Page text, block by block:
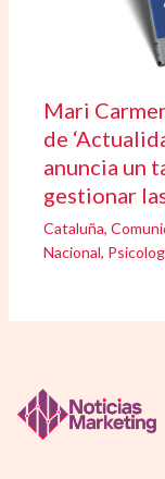
Mari
de
anuncia un
gestionar
Cataluña,
Nacional,